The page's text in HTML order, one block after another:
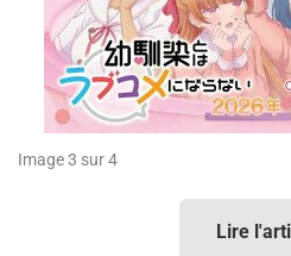
Image 3 sur 4
Lire